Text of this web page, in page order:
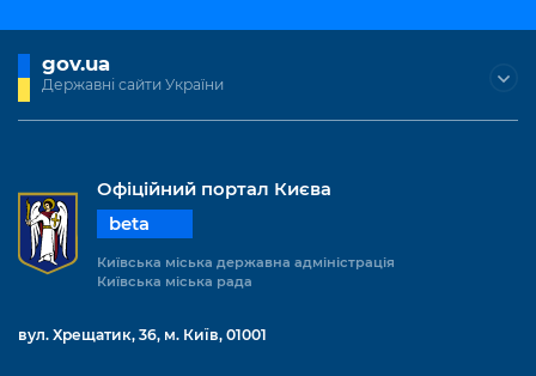
gov.ua
Державні сайти України
Офіційний портал Києва
beta
Київська міська державна адміністрація
Київська міська рада
вул. Хрещатик, 36, м. Київ, 01001